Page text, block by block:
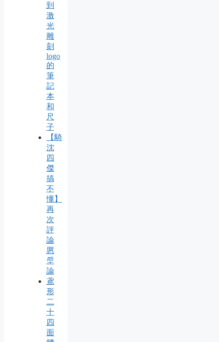
到
激
光
雕
刻
logo
的
筆
記
本
和
尺
子
【騎
沈
四
傑
搞
不
懂】
再
次
評
論
懬
垕
論
鳶
形
二
十
四
面